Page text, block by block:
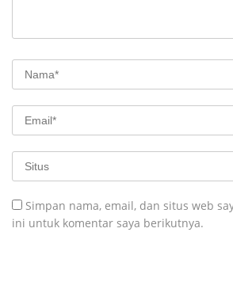
Simpan nama, email, dan situs web
ini untuk komentar saya berikutnya.